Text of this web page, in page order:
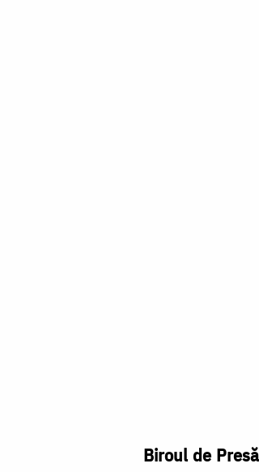
Biroul de